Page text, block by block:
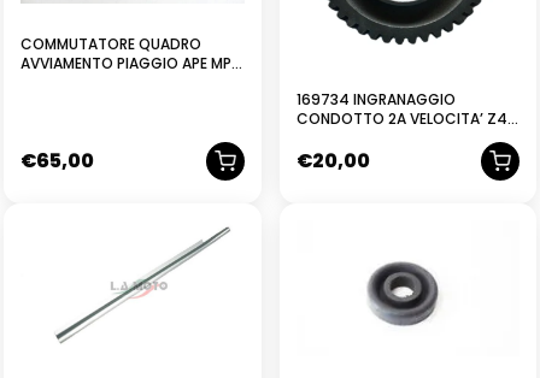
COMMUTATORE QUADRO
AVVIAMENTO PIAGGIO APE MP
€65,00
169734 INGRANAGGIO
CONDOTTO 2A VELOCITA’ Z42
PIAGGIO APE TM P602 – APE TM
P703
€20,00